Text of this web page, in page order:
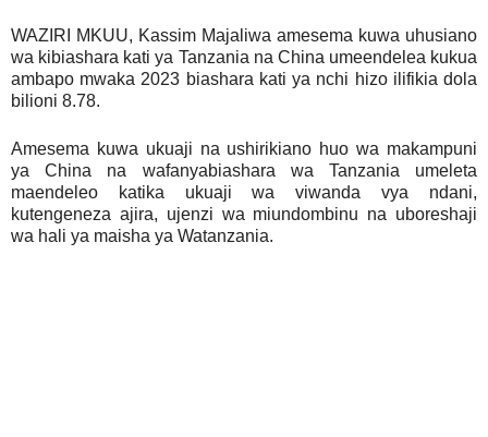
WAZIRI MKUU, Kassim Majaliwa amesema kuwa uhusiano
wa kibiashara kati ya Tanzania na China umeendelea kukua
ambapo mwaka 2023 biashara kati ya nchi hizo ilifikia dola
bilioni 8.78.
Amesema kuwa ukuaji na ushirikiano huo wa makampuni
ya China na wafanyabiashara wa Tanzania umeleta
maendeleo katika ukuaji wa viwanda vya ndani,
kutengeneza ajira, ujenzi wa miundombinu na uboreshaji
wa hali ya maisha ya Watanzania.